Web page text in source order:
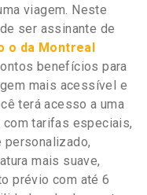
viagem. Neste
ser assinante de
o da Montreal
benefícios para
mais acessível e
terá acesso a uma
tarifas especiais,
mais suave,
prévio com até 6